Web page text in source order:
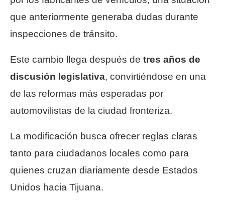
que anteriormente generaba dudas durante
inspecciones de tránsito.
Este cambio llega después de tres años de
discusión legislativa, convirtiéndose en una
de las reformas más esperadas por
automovilistas de la ciudad fronteriza.
La modificación busca ofrecer reglas claras
tanto para ciudadanos locales como para
quienes cruzan diariamente desde Estados
Unidos hacia Tijuana.